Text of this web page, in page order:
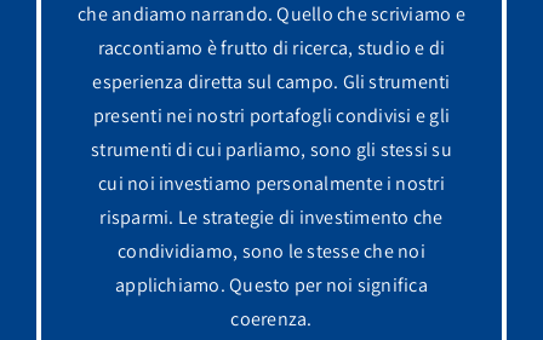
che andiamo narrando. Quello che scriviamo e
raccontiamo è frutto di ricerca, studio e di
esperienza diretta sul campo. Gli strumenti
presenti nei nostri portafogli condivisi e gli
strumenti di cui parliamo, sono gli stessi su
cui noi investiamo personalmente i nostri
risparmi. Le strategie di investimento che
condividiamo, sono le stesse che noi
applichiamo. Questo per noi significa
coerenza.